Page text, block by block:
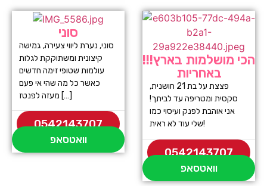
סוני
סוני, נערת ליווי צעירה, גמישה
קיצונית ומשתוקקת לגלות
עולמות שטופי זימה חדשים
כאשר כל מה שהי אי פעם
מעזה לפנטז […]
0542143707
וואטסאפ
הכי מושלמות בארץ!!!
באחריות
פצצת על בת 21 חושנית,
סקסית ומטריפה עד לביתך!
אני אוהבת לפנק ועיסוי כמו
שלי עוד לא ראית!
0542143707
וואטסאפ